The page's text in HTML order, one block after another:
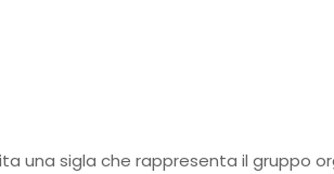
una sigla che rappresenta il gruppo